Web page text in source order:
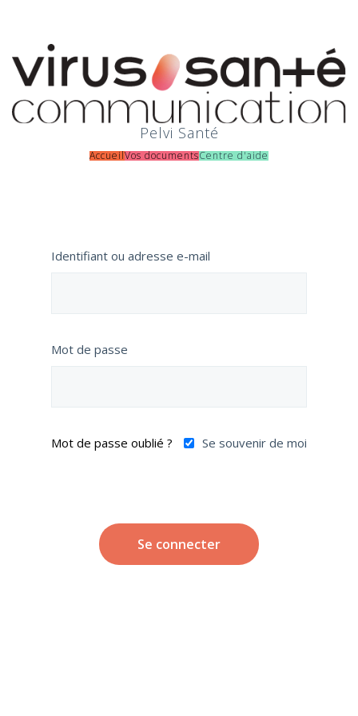
Pelvi Santé
AccueilVos documentsCentre d'aide
Identifiant ou adresse e-mail
Mot de passe
Mot de passe oublié ? Se souvenir de moi